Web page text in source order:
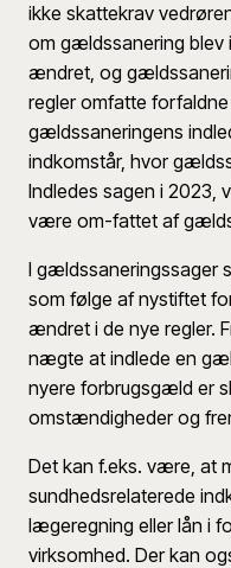
ikke skattekrav
om gældssanering blev
ændret, og
regler omfatte
gældssaneringens
indkomstår, hvor
Indledes sagen i 2023,
være om-fattet af
I gældssaneringssager
som følge af nystiftet
ændret i de nye regler.
nægte at indlede en
nyere forbrugsgæld er
omstændigheder og
Det kan f.eks. være, at
sundhedsrelaterede
lægeregning eller lån i
virksomhed. Der kan